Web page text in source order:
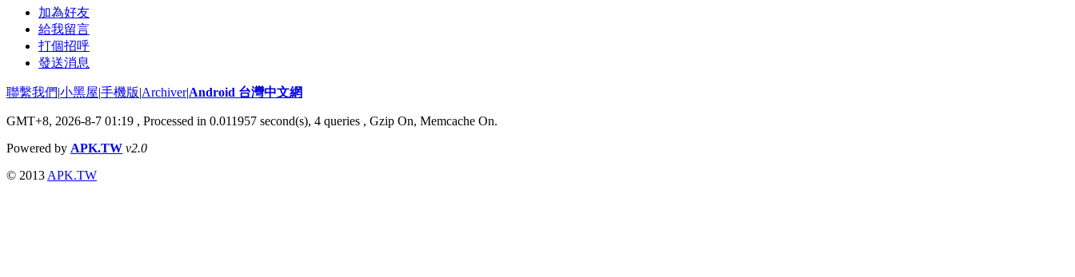
加為好友
給我留言
打個招呼
發送消息
聯繫我們|小黑屋|手機版|Archiver|Android 台灣中文網
GMT+8, 2026-8-7 01:19 , Processed in 0.011957 second(s), 4 queries , Gzip On, Memcache On.
Powered by APK.TW v2.0
© 2013 APK.TW